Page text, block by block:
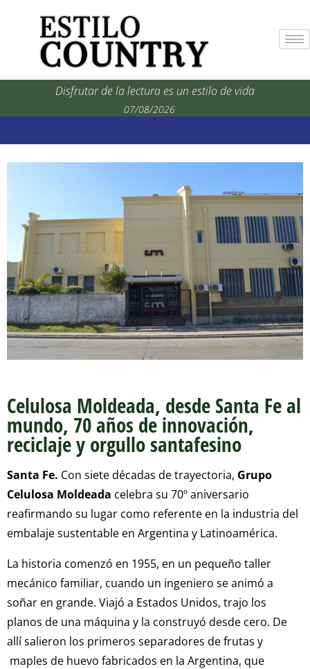
Disfrutar de la lectura es un estilo de vida
07/08/2026
Celulosa Moldeada, desde Santa Fe al
mundo, 70 años de innovación,
reciclaje y orgullo santafesino
Santa Fe. Con siete décadas de trayectoria, Grupo
Celulosa Moldeada celebra su 70º aniversario
reafirmando su lugar como referente en la industria del
embalaje sustentable en Argentina y Latinoamérica.
La historia comenzó en 1955, en un pequeño taller
mecánico familiar, cuando un ingeniero se animó a
soñar en grande. Viajó a Estados Unidos, trajo los
planos de una máquina y la construyó desde cero. De
allí salieron los primeros separadores de frutas y
maples de huevo fabricados en la Argentina, que